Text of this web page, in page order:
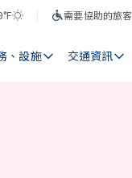
需要協助的旅客
、設施 交通資訊